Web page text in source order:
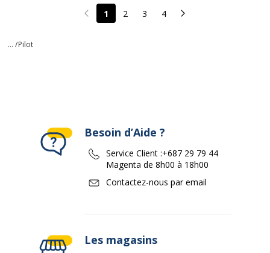
Page précédente
1 2 3 4 Page suivante
... /Pilot
Besoin d’Aide ?
Service Client :+687 29 79 44
Magenta de 8h00 à 18h00
Contactez-nous par email
Les magasins